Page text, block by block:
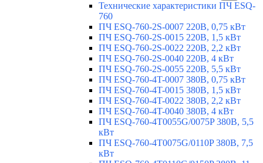
Технические характеристики ПЧ ESQ-
760
ПЧ ESQ-760-2S-0007 220В, 0,75 кВт
ПЧ ESQ-760-2S-0015 220В, 1,5 кВт
ПЧ ESQ-760-2S-0022 220В, 2,2 кВт
ПЧ ESQ-760-2S-0040 220В, 4 кВт
ПЧ ESQ-760-2S-0055 220В, 5,5 кВт
ПЧ ESQ-760-4T-0007 380В, 0,75 кВт
ПЧ ESQ-760-4T-0015 380В, 1,5 кВт
ПЧ ESQ-760-4T-0022 380В, 2,2 кВт
ПЧ ESQ-760-4T-0040 380В, 4 кВт
ПЧ ESQ-760-4T0055G/0075P 380В, 5,5
кВт
ПЧ ESQ-760-4T0075G/0110P 380В, 7,5
кВт